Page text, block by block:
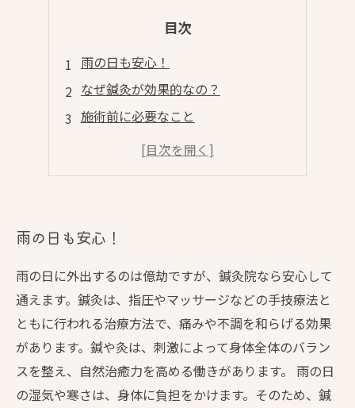
目次
雨の日も安心！
なぜ鍼灸が効果的なの？
施術前に必要なこと
確かな結果を出すためには
雨の日も安心！
雨の日に外出するのは億劫ですが、鍼灸院なら安心して
通えます。鍼灸は、指圧やマッサージなどの手技療法と
ともに行われる治療方法で、痛みや不調を和らげる効果
があります。鍼や灸は、刺激によって身体全体のバラン
スを整え、自然治癒力を高める働きがあります。 雨の日
の湿気や寒さは、身体に負担をかけます。そのため、鍼